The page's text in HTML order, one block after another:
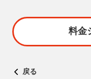
料金
戻る